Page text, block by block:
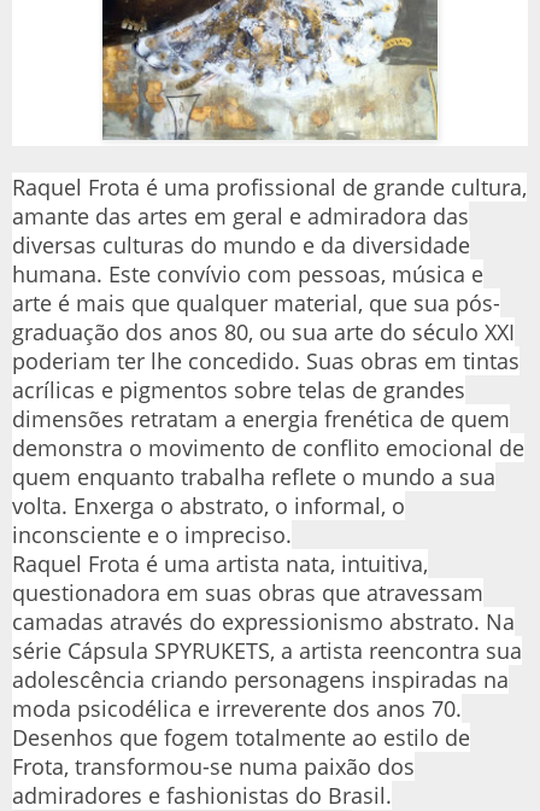
Raquel Frota é uma profissional de grande cultura,
amante das artes em geral e admiradora das
diversas culturas do mundo e da diversidade
humana. Este convívio com pessoas, música e
arte é mais que qualquer material, que sua pós-
graduação dos anos 80, ou sua arte do século XXI
poderiam ter lhe concedido. Suas obras em tintas
acrílicas e pigmentos sobre telas de grandes
dimensões retratam a energia frenética de quem
demonstra o movimento de conflito emocional de
quem enquanto trabalha reflete o mundo a sua
volta. Enxerga o abstrato, o informal, o
inconsciente e o impreciso.
Raquel Frota é uma artista nata, intuitiva,
questionadora em suas obras que atravessam
camadas através do expressionismo abstrato. Na
série Cápsula SPYRUKETS, a artista reencontra sua
adolescência criando personagens inspiradas na
moda psicodélica e irreverente dos anos 70.
Desenhos que fogem totalmente ao estilo de
Frota, transformou-se numa paixão dos
admiradores e fashionistas do Brasil.